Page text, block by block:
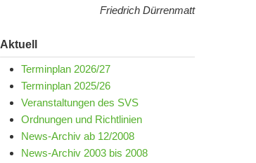
Friedrich Dürrenmatt
Aktuell
Terminplan 2026/27
Terminplan 2025/26
Veranstaltungen des SVS
Ordnungen und Richtlinien
News-Archiv ab 12/2008
News-Archiv 2003 bis 2008